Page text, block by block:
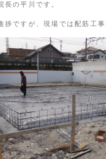
長の平川です。
捗ですが、現場では配筋工事